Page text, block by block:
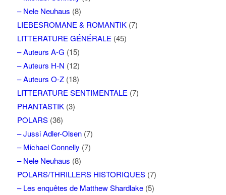
– Nele Neuhaus (8)
LIEBESROMANE & ROMANTIK(7)
LITTERATURE GÉNÉRALE (45)
– Auteurs A-G (15)
– Auteurs H-N (12)
– Auteurs O-Z(18)
LITTERATURE SENTIMENTALE (7)
PHANTASTIK(3)
POLARS(36)
– Jussi Adler-Olsen(7)
– Michael Connelly (7)
– Nele Neuhaus (8)
POLARS/THRILLERS HISTORIQUES(7)
– Les enquêtes de Matthew Shardlake(5)